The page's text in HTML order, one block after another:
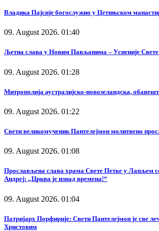
Владика Пајсије богослужио у Цетињском
09. August 2026. 01:40
Љетна слава у Новим Пављанима – Успеније
09. August 2026. 01:28
Митрополија аустралијско-новозеландска,
09. August 2026. 01:22
Свети великомученик Пантелејмон молитвено
09. August 2026. 01:08
Прослављена слава храма Свете Петке у Лапљем
Андреј: „Црква је изнад времена!“
09. August 2026. 01:04
Патријарх Порфирије: Свети Пантелејмон је све
Христовим